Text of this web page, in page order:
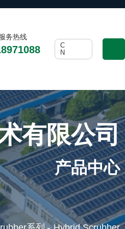
务热线
C
N
有限公司
产品中心